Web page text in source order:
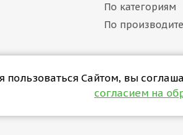
пользоваться Сайтом, вы
согласием на
По категориям
По